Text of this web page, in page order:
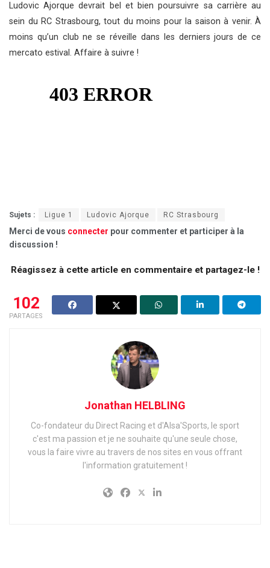
Ludovic Ajorque devrait bel et bien poursuivre sa carrière au
sein du RC Strasbourg, tout du moins pour la saison à venir. À
moins qu’un club ne se réveille dans les derniers jours de ce
mercato estival. Affaire à suivre !
Sujets : Ligue 1 Ludovic Ajorque RC Strasbourg
Merci de vous connecter pour commenter et participer à la
discussion !
Réagissez à cette article en commentaire et partagez-le !
102
PARTAGES
Jonathan HELBLING
Co-fondateur du Direct Racing et d'Alsa'Sports, le sport
c'est ma passion et je ne souhaite qu'une seule chose,
vous la faire vivre au travers de nos sites en vous offrant
l'information gratuitement !